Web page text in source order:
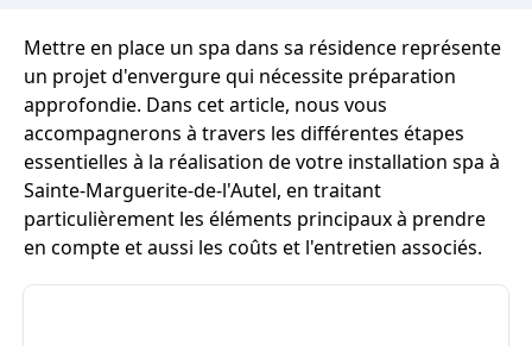
Mettre en place un spa dans sa résidence représente
un projet d'envergure qui nécessite préparation
approfondie. Dans cet article, nous vous
accompagnerons à travers les différentes étapes
essentielles à la réalisation de votre installation spa à
Sainte-Marguerite-de-l'Autel, en traitant
particulièrement les éléments principaux à prendre
en compte et aussi les coûts et l'entretien associés.